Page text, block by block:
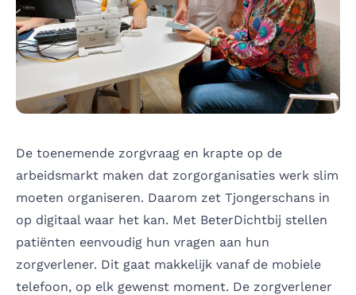
De toenemende zorgvraag en krapte op de
arbeidsmarkt maken dat zorgorganisaties werk slim
moeten organiseren. Daarom zet Tjongerschans in
op digitaal waar het kan. Met BeterDichtbij stellen
patiënten eenvoudig hun vragen aan hun
zorgverlener. Dit gaat makkelijk vanaf de mobiele
telefoon, op elk gewenst moment. De zorgverlener